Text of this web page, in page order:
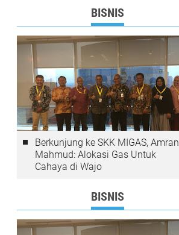
BISNIS
Berkunjung ke SKK MIGAS, Amran
Mahmud: Alokasi Gas Untuk
Cahaya di Wajo
BISNIS